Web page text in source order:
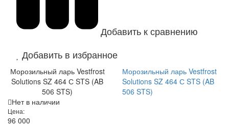
Добавить к сравнению
Добавить в избранное
Морозильный ларь Vestfrost
Solutions SZ 464 С STS (AB
506 STS)
Морозильный ларь Vestfrost
Solutions SZ 464 С STS (AB
506 STS)
Нет в наличии
Цена:
96 000